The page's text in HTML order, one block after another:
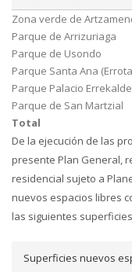
Zona verde de
Parque de Arrizuriaga
Parque de Usondo
Parque Santa Ana
Parque Palacio
Parque de San Martzial
Total
De la ejecución de las
presente Plan General,
residencial sujeto a
nuevos espacios libres
las siguientes
Superficies nuevos